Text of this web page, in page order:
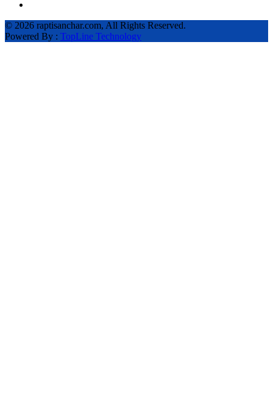
© 2026 raptisanchar.com, All Rights Reserved.
Powered By : TopLine Technology